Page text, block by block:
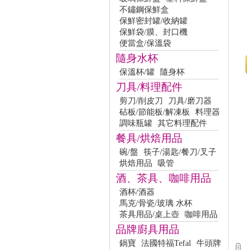
不鏽鋼保鮮盒
保鮮密封罐/收納罐
保鮮袋/膜、封口機
便當盒/保溫袋
隨身水杯
保溫杯/罐 隨身杯
刀具/料理配件
剪刀/削皮刀
刀具/磨刀器
砧板/節能板/解凍板
料理器
調味瓶罐 其它料理配件
餐具/烘焙用品
碗/盤
筷子/湯匙/餐刀/叉子
烘焙用品
吸管
酒、茶具、咖啡用品
酒杯/酒器
馬克/骨瓷/玻璃 水杯
茶具用品/桌上壺 咖啡用品
品牌廚具用品
鍋寶 法國特福Tefal 牛頭牌